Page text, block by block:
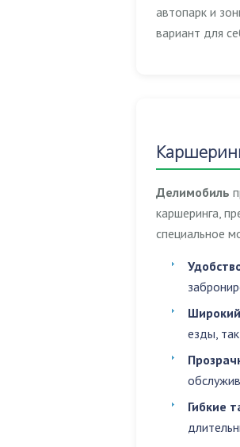
автопарк и
вариант для
Делимобиль
каршеринга,
специальное
езды,
Гибкие